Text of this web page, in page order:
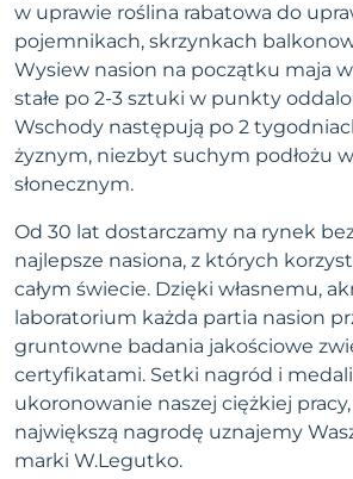
w uprawie roślina rabatowa do
pojemnikach, skrzynkach
Wysiew nasion na początku maja
stałe po 2-3 sztuki w punkty
Wschody następują po 2
żyznym, niezbyt suchym podłożu
słonecznym.
Od 30 lat dostarczamy na rynek
najlepsze nasiona, z których
całym świecie. Dzięki własnemu,
laboratorium każda partia nasion
gruntowne badania jakościowe
certyfikatami. Setki nagród i
ukoronowanie naszej ciężkiej
największą nagrodę uznajemy
marki W.Legutko.